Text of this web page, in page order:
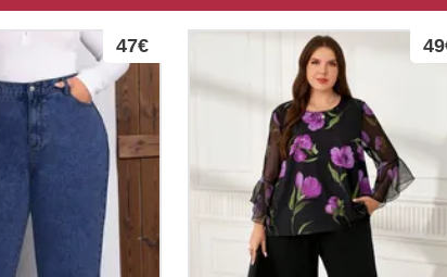
47€